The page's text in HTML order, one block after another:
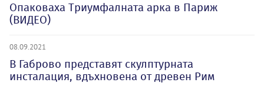
Опаковаха Триумфалната арка в Париж
(ВИДЕО)
08.09.2021
В Габрово представят скулптурната
инсталация, вдъхновена от древен Рим